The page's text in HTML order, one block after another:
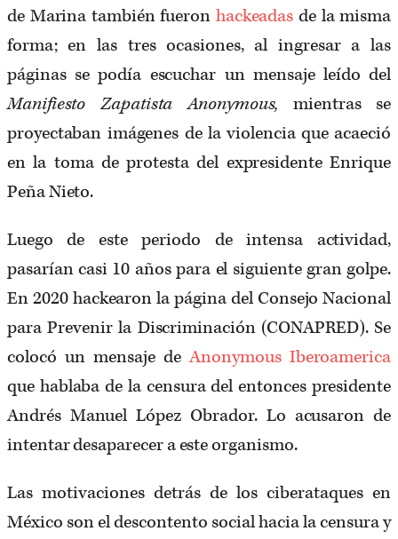
de Marina también fueron hackeadasde la misma
forma; en las tres ocasiones, al ingresar a las
páginas se podía escuchar un mensaje leído del
Manifiesto Zapatista Anonymous,mientras se
proyectaban imágenes de la violencia que acaeció
en la toma de protesta del expresidente Enrique
Peña Nieto.
Luego de este periodo de intensa actividad,
pasarían casi 10 años para el siguiente gran golpe.
En 2020 hackearon la página del Consejo Nacional
para Prevenir la Discriminación (CONAPRED). Se
colocó un mensaje deAnonymous Iberoamerica
que hablaba de la censura del entonces presidente
Andrés Manuel López Obrador. Lo acusaron de
intentar desaparecer a este organismo.
Las motivaciones detrás de los ciberataques en
México son el descontento social hacia la censura y